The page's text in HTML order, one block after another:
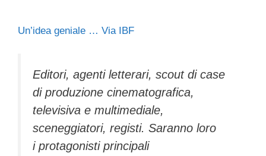
Un’idea geniale … Via IBF
Editori, agenti letterari, scout di case
di produzione cinematografica,
televisiva e multimediale,
sceneggiatori, registi. Saranno loro
i protagonisti principali